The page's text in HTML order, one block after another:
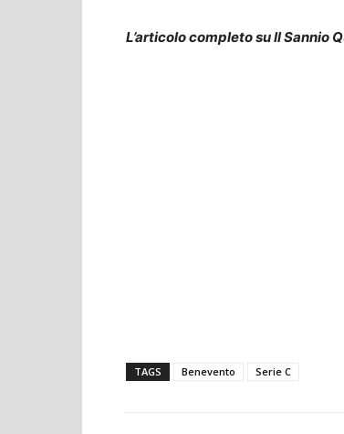
L’articolo completo su Il Sannio
TAGS Benevento Serie C